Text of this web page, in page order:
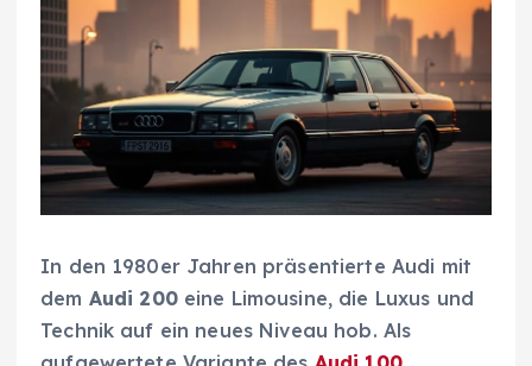
In den 1980er Jahren präsentierte Audi mit
dem Audi 200eine Limousine, die Luxus und
Technik auf ein neues Niveau hob. Als